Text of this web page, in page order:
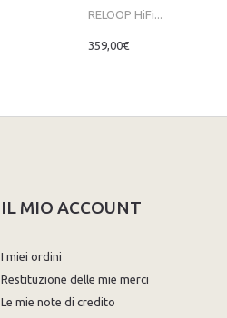
RELOOP HiFi...
359,00€
IL MIO ACCOUNT
I miei ordini
Restituzione delle mie merci
Le mie note di credito